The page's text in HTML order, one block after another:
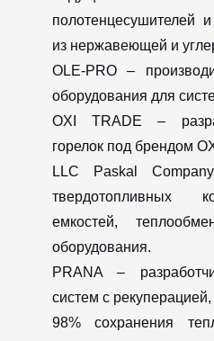
полотенцесушителей
из нержавеющей и
OLE-PRO –
оборудования для
OXI TRADE –
горелок под брендом
LLC Paskal
твердотопливных
емкостей,
оборудования.
PRANA –
систем с
98% сохранения